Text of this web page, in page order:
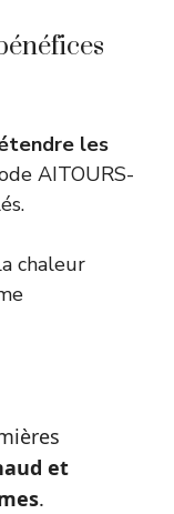
les
AITOURS-
chaleur
et
.